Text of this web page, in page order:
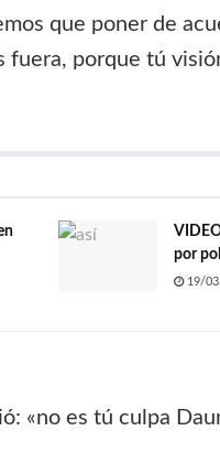
que poner de
porque tú
por
19/
«no es tú culpa